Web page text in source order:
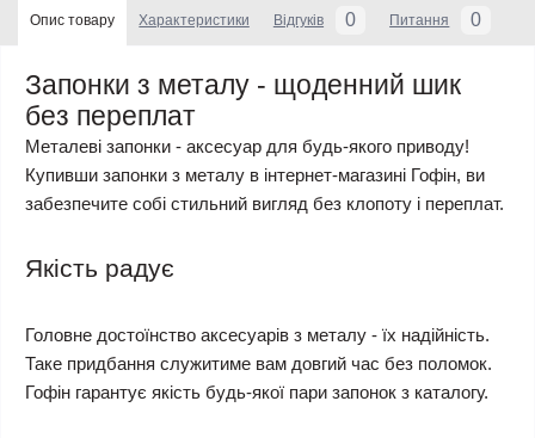
Опис товару Характеристики Відгуків 0 Питання 0
Запонки з металу - щоденний шик
без переплат
Металеві запонки - аксесуар для будь-якого приводу!
Купивши запонки з металу в інтернет-магазині Гофін, ви
забезпечите собі стильний вигляд без клопоту і переплат.
Якість радує
Головне достоїнство аксесуарів з металу - їх надійність.
Таке придбання служитиме вам довгий час без поломок.
Гофін гарантує якість будь-якої пари запонок з каталогу.